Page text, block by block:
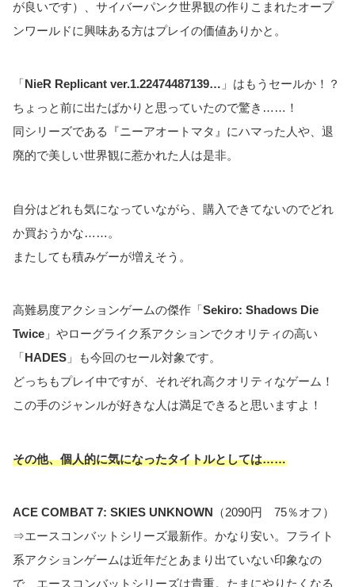
が良いです）、サイバーパンク世界観の作りこまれたオープ
ンワールドに興味ある方はプレイの価値ありかと。
「 NieR Replicant ver.1.22474487139… 」はもうセールか！？
ちょっと前に出たばかりと思っていたので驚き……！
同シリーズである『ニーアオートマタ』にハマった人や、退
廃的で美しい世界観に惹かれた人は是非。
自分はどれも気になっていながら、購入できてないのでどれ
か買おうかな……。
またしても積みゲーが増えそう。
高難易度アクションゲームの傑作「 Sekiro: Shadows Die
Twice 」やローグライク系アクションでクオリティの高い
「 HADES 」も今回のセール対象です。
どっちもプレイ中ですが、それぞれ高クオリティなゲーム！
この手のジャンルが好きな人は満足できると思いますよ！
その他、個人的に気になったタイトルとしては……
ACE COMBAT 7: SKIES UNKNOWN
（2090円 75％オフ）
⇒エースコンバットシリーズ最新作。かなり安い。フライト
系アクションゲームは近年だとあまり出ていない印象なの
で、エースコンバットシリーズは貴重。たまにやりたくなる